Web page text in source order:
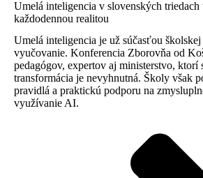
Umelá inteligencia v slovenských
každodennou realitou
Umelá inteligencia je už súčasťou
vyučovanie. Konferencia Zborovňa od
pedagógov, expertov aj ministerstvo, ktorí
transformácia je nevyhnutná. Školy však
pravidlá a praktickú podporu na
využívanie AI.